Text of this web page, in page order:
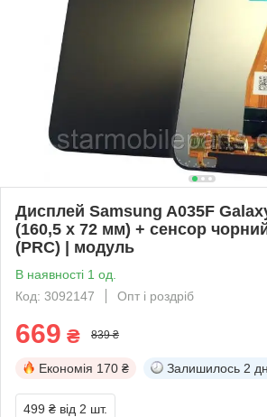
Дисплей Samsung A035F
(160,5 x 72 мм) + сенсор
(PRC) | модуль
В наявності 1 од.
Код: 3092147
Опт і роздріб
669 ₴ 839 ₴
Економія 170 ₴ Залишилось 2
499 ₴ від 2 шт.